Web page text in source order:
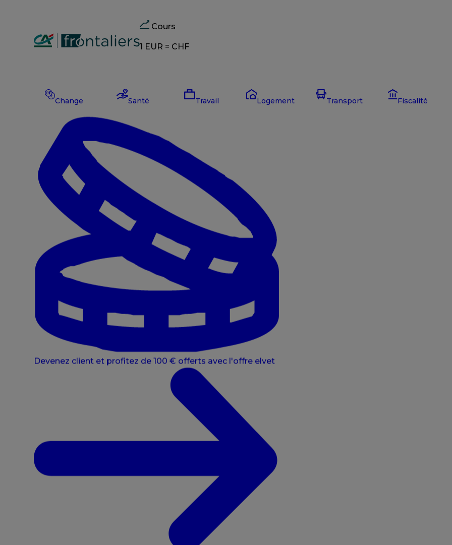
Cours
1 EUR = CHF
EUR
Change Santé Travail Logement Transport Fiscalité
Devenez client et profitez de 100 € offerts avec l'offre elvet